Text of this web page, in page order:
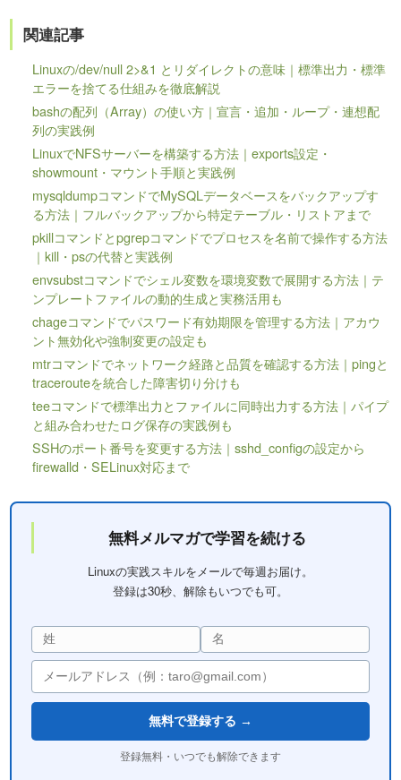
関連記事
Linuxの/dev/null 2>&1 とリダイレクトの意味｜標準出力・標準
エラーを捨てる仕組みを徹底解説
bashの配列（Array）の使い方｜宣言・追加・ループ・連想配
列の実践例
LinuxでNFSサーバーを構築する方法｜exports設定・
showmount・マウント手順と実践例
mysqldumpコマンドでMySQLデータベースをバックアップす
る方法｜フルバックアップから特定テーブル・リストアまで
pkillコマンドとpgrepコマンドでプロセスを名前で操作する方法
｜kill・psの代替と実践例
envsubstコマンドでシェル変数を環境変数で展開する方法｜テ
ンプレートファイルの動的生成と実務活用も
chageコマンドでパスワード有効期限を管理する方法｜アカウ
ント無効化や強制変更の設定も
mtrコマンドでネットワーク経路と品質を確認する方法｜pingと
tracerouteを統合した障害切り分けも
teeコマンドで標準出力とファイルに同時出力する方法｜パイプ
と組み合わせたログ保存の実践例も
SSHのポート番号を変更する方法｜sshd_configの設定から
firewalld・SELinux対応まで
無料メルマガで学習を続ける
Linuxの実践スキルをメールで毎週お届け。
登録は30秒、解除もいつでも可。
無料で登録する →
登録無料・いつでも解除できます